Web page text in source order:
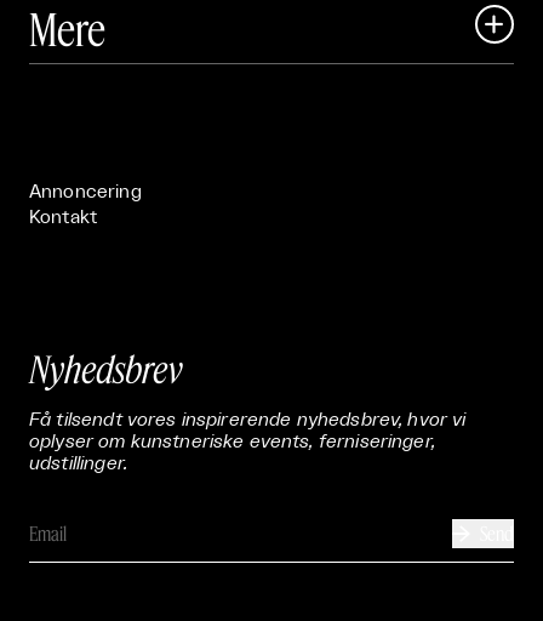
 Art Matter Festival
Mere 
Annoncering
Kontakt
Nyhedsbrev
Få tilsendt vores inspirerende nyhedsbrev, hvor vi
oplyser om kunstneriske events, ferniseringer,
udstillinger.